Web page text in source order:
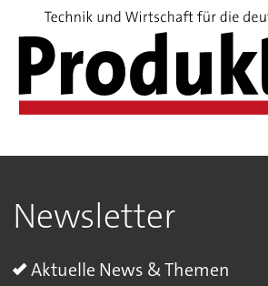
Newsletter
Aktuelle News & Themen